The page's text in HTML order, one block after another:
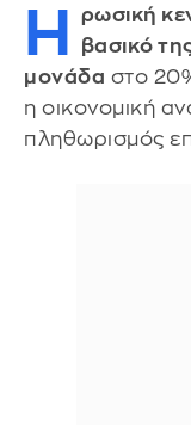
Η
ρωσική
βασικό
μονάδα στο
η οικονομική
πληθωρισμός